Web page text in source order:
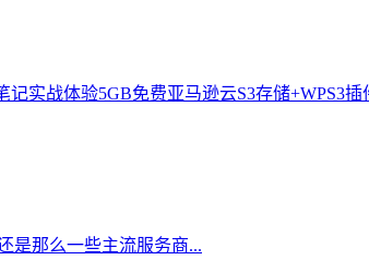
实战体验5GB免费亚马逊云S3存储+WPS3插
是那么一些主流服务商...